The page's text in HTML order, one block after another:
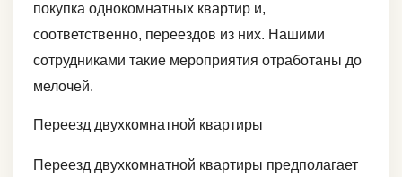
покупка однокомнатных квартир и,
соответственно, переездов из них. Нашими
сотрудниками такие мероприятия отработаны до
мелочей.
Переезд двухкомнатной квартиры
Переезд двухкомнатной квартиры предполагает